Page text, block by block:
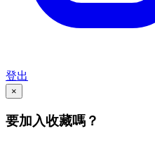
登出
×
要加入收藏嗎？